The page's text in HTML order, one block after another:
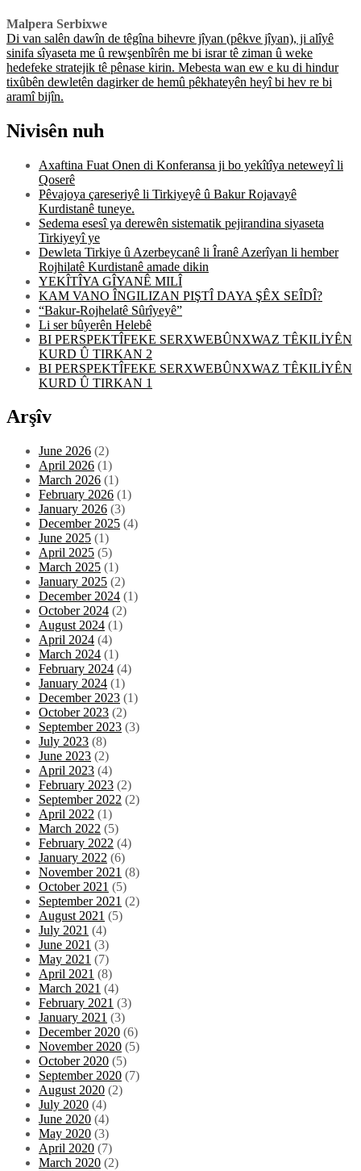
Malpera Serbixwe
Di van salên dawîn de têgîna bihevre jîyan (pêkve jîyan), ji alîyê
sinifa sîyaseta me û rewşenbîrên me bi israr tê ziman û weke
hedefeke stratejik tê pênase kirin. Mebesta wan ew e ku di hindur
tixûbên dewletên dagirker de hemû pêkhateyên heyî bi hev re bi
aramî bijîn.
Nivisên nuh
Axaftina Fuat Onen di Konferansa ji bo yekîtîya neteweyî li
Qoserê
Pêvajoya çareseriyê li Tirkiyeyê û Bakur Rojavayê
Kurdistanê tuneye.
Sedema esesî ya derewên sistematik pejirandina siyaseta
Tirkiyeyî ye
Dewleta Tirkiye û Azerbeycanê li Îranê Azerîyan li hember
Rojhilatê Kurdistanê amade dikin
YEKÎTÎYA GÎYANÊ MILÎ
KAM VANO ÎNGILIZAN PIŞTÎ DAYA ŞÊX SEÎDÎ?
“Bakur-Rojhelatê Sûrîyeyê”
Li ser bûyerên Helebê
BI PERSPEKTÎFEKE SERXWEBÛNXWAZ TÊKILİYÊN
KURD Û TIRKAN 2
BI PERSPEKTÎFEKE SERXWEBÛNXWAZ TÊKILİYÊN
KURD Û TIRKAN 1
Arşîv
June 2026 (2)
April 2026 (1)
March 2026 (1)
February 2026 (1)
January 2026 (3)
December 2025 (4)
June 2025 (1)
April 2025 (5)
March 2025 (1)
January 2025 (2)
December 2024 (1)
October 2024 (2)
August 2024 (1)
April 2024 (4)
March 2024 (1)
February 2024 (4)
January 2024 (1)
December 2023 (1)
October 2023 (2)
September 2023 (3)
July 2023 (8)
June 2023 (2)
April 2023 (4)
February 2023 (2)
September 2022 (2)
April 2022 (1)
March 2022 (5)
February 2022 (4)
January 2022 (6)
November 2021 (8)
October 2021 (5)
September 2021 (2)
August 2021 (5)
July 2021 (4)
June 2021 (3)
May 2021 (7)
April 2021 (8)
March 2021 (4)
February 2021 (3)
January 2021 (3)
December 2020 (6)
November 2020 (5)
October 2020 (5)
September 2020 (7)
August 2020 (2)
July 2020 (4)
June 2020 (4)
May 2020 (3)
April 2020 (7)
March 2020 (2)